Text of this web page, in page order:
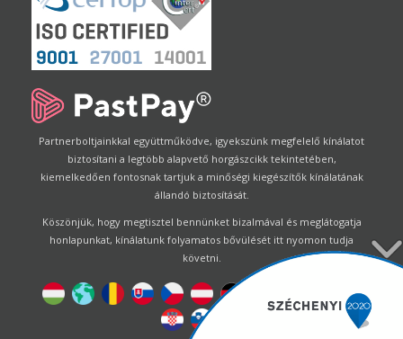
Partnerboltjainkkal együttműködve, igyekszünk megfelelő kínálatot
biztosítani a legtöbb alapvető horgászcikk tekintetében,
kiemelkedően fontosnak tartjuk a minőségi kiegészítők kínálatának
állandó biztosítását.
Köszönjük, hogy megtisztel bennünket bizalmával és meglátogatja
honlapunkat, kínálatunk folyamatos bővülését itt nyomon tudja
követni.